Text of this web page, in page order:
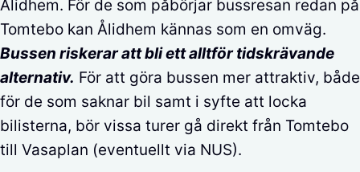
Ålidhem. För de som påbörjar bussresan redan på
Tomtebo kan Ålidhem kännas som en omväg.
Bussen riskerar att bli ett alltför tidskrävande
alternativ. För att göra bussen mer attraktiv, både
för de som saknar bil samt i syfte att locka
bilisterna, bör vissa turer gå direkt från Tomtebo
till Vasaplan (eventuellt via NUS).